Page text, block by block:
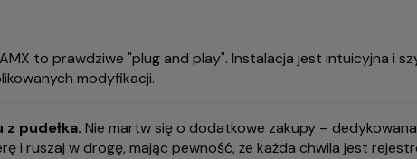
to prawdziwe "plug and play". Instalacja jest intuicyjna i
modyfikacji.
pudełka. Nie martw się o dodatkowe zakupy – dedykowana
i ruszaj w drogę, mając pewność, że każda chwila jest